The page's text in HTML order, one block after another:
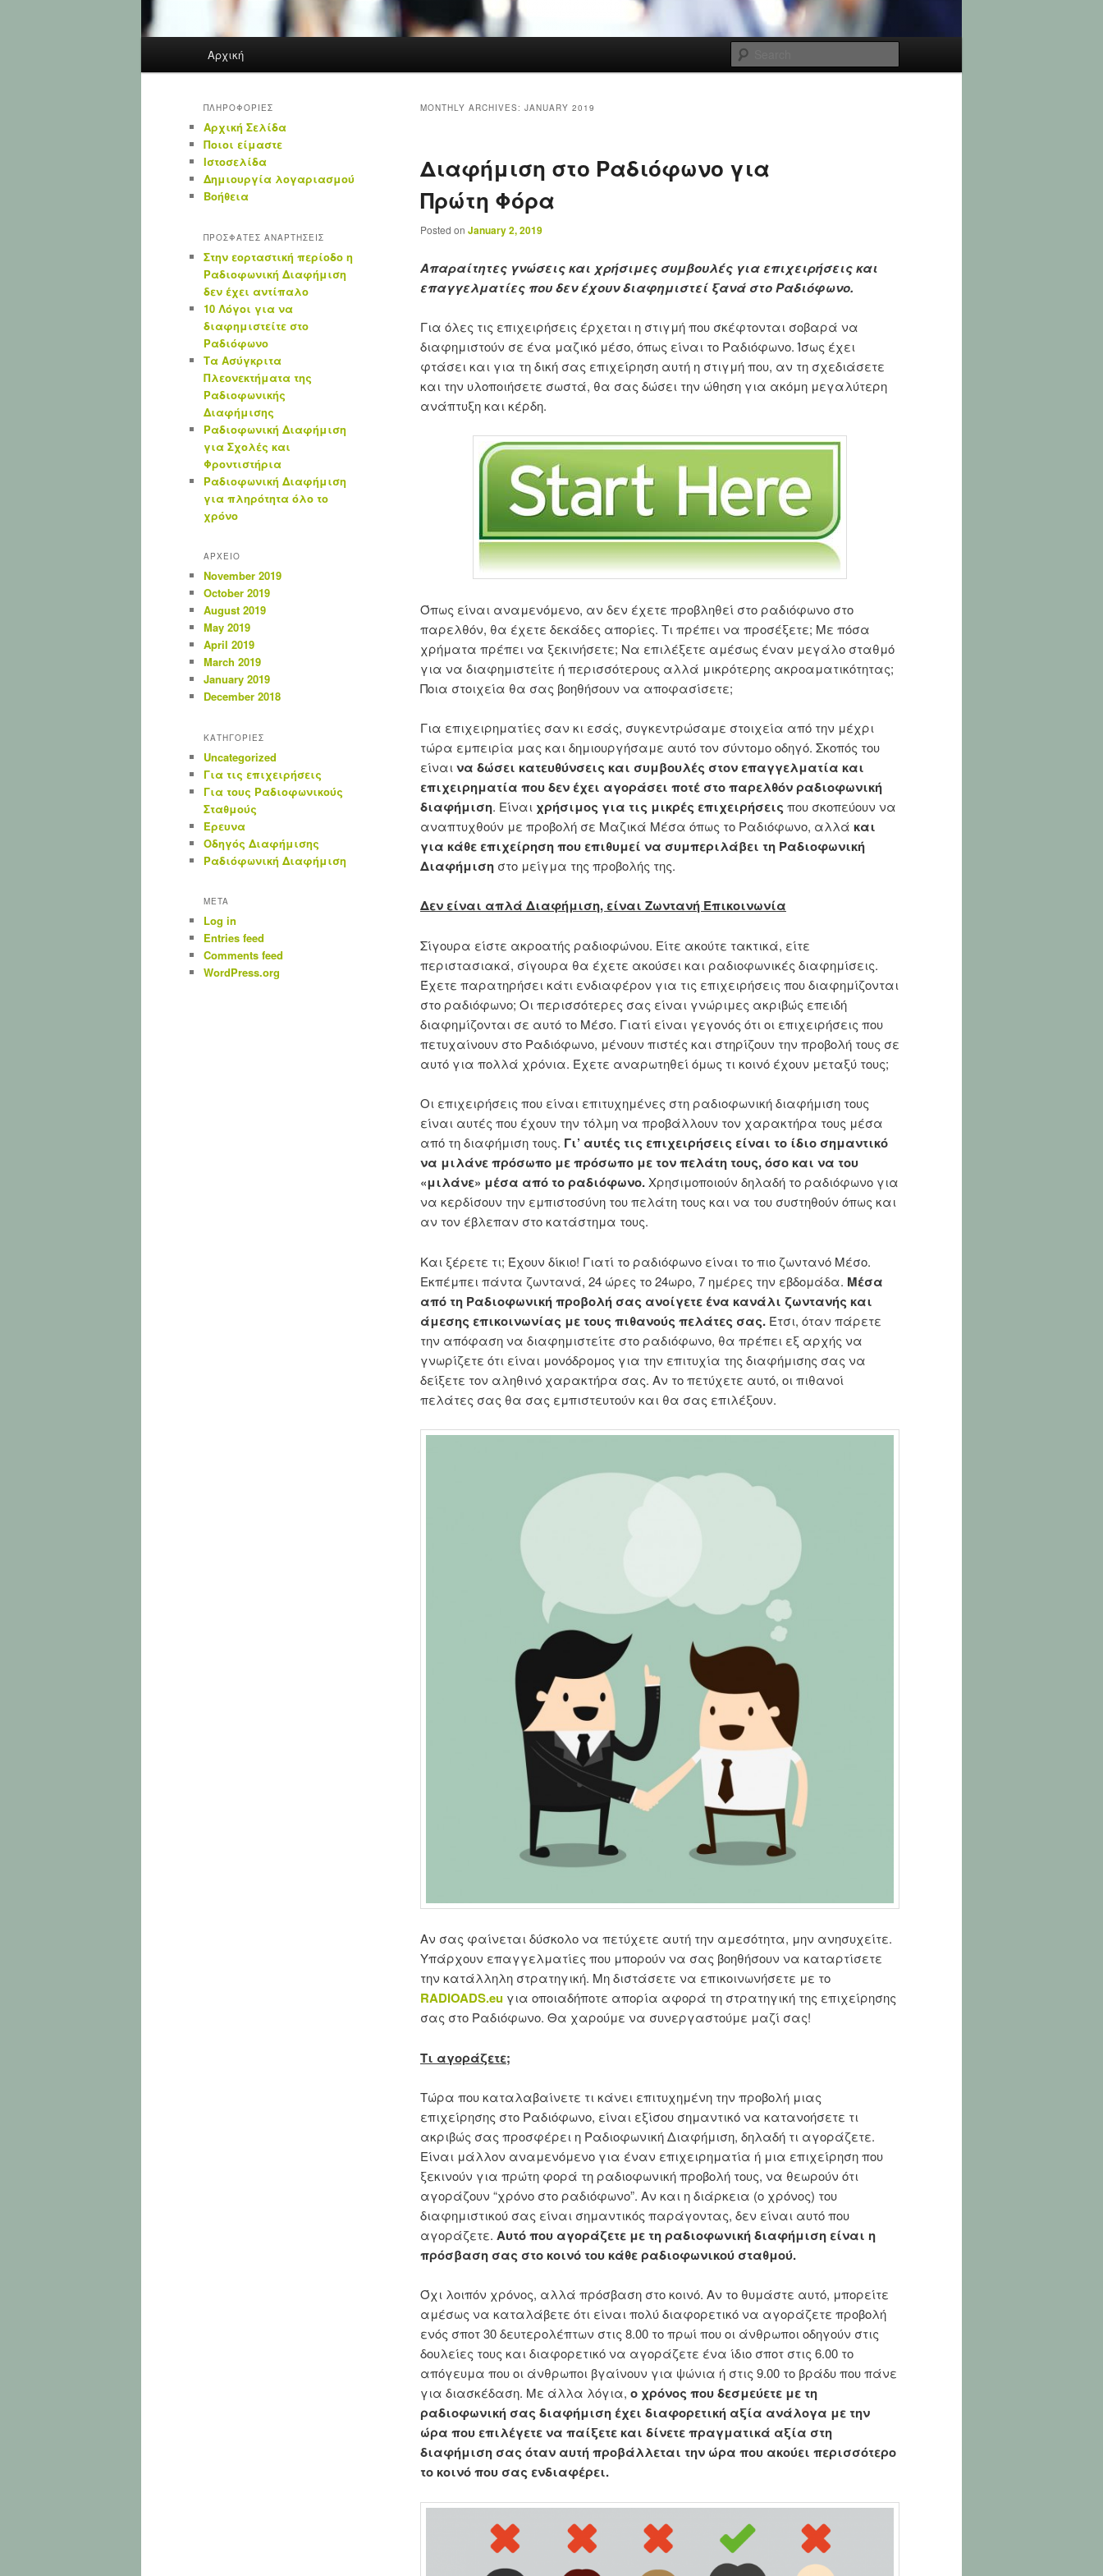
Aρχική
MONTHLY ARCHIVES: JANUARY 2019
Διαφήμιση στο Ραδιόφωνο για
Πρώτη Φόρα
Posted on January 2, 2019
Απαραίτητες γνώσεις και χρήσιμες συμβουλές για επιχειρήσεις και
επαγγελματίες που δεν έχουν διαφημιστεί ξανά στο Ραδιόφωνο.
Για όλες τις επιχειρήσεις έρχεται η στιγμή που σκέφτονται σοβαρά να
διαφημιστούν σε ένα μαζικό μέσο, όπως είναι το Ραδιόφωνο. Ίσως έχει
φτάσει και για τη δική σας επιχείρηση αυτή η στιγμή που, αν τη σχεδιάσετε
και την υλοποιήσετε σωστά, θα σας δώσει την ώθηση για ακόμη μεγαλύτερη
ανάπτυξη και κέρδη.
Όπως είναι αναμενόμενο, αν δεν έχετε προβληθεί στο ραδιόφωνο στο
παρελθόν, θα έχετε δεκάδες απορίες. Τι πρέπει να προσέξετε; Με πόσα
χρήματα πρέπει να ξεκινήσετε; Να επιλέξετε αμέσως έναν μεγάλο σταθμό
για να διαφημιστείτε ή περισσότερους αλλά μικρότερης ακροαματικότητας;
Ποια στοιχεία θα σας βοηθήσουν να αποφασίσετε;
Για επιχειρηματίες σαν κι εσάς, συγκεντρώσαμε στοιχεία από την μέχρι
τώρα εμπειρία μας και δημιουργήσαμε αυτό τον σύντομο οδηγό. Σκοπός του
είναι να δώσει κατευθύνσεις και συμβουλές στον επαγγελματία και
επιχειρηματία που δεν έχει αγοράσει ποτέ στο παρελθόν ραδιοφωνική
διαφήμιση. Είναι χρήσιμος για τις μικρές επιχειρήσεις που σκοπεύουν να
αναπτυχθούν με προβολή σε Μαζικά Μέσα όπως το Ραδιόφωνο, αλλά και
για κάθε επιχείρηση που επιθυμεί να συμπεριλάβει τη Ραδιοφωνική
Διαφήμιση στο μείγμα της προβολής της.
Δεν είναι απλά Διαφήμιση, είναι Ζωντανή Επικοινωνία
Σίγουρα είστε ακροατής ραδιοφώνου. Είτε ακούτε τακτικά, είτε
περιστασιακά, σίγουρα θα έχετε ακούσει και ραδιοφωνικές διαφημίσεις.
Έχετε παρατηρήσει κάτι ενδιαφέρον για τις επιχειρήσεις που διαφημίζονται
στο ραδιόφωνο; Οι περισσότερες σας είναι γνώριμες ακριβώς επειδή
διαφημίζονται σε αυτό το Μέσο. Γιατί είναι γεγονός ότι οι επιχειρήσεις που
πετυχαίνουν στο Ραδιόφωνο, μένουν πιστές και στηρίζουν την προβολή τους σε
αυτό για πολλά χρόνια. Έχετε αναρωτηθεί όμως τι κοινό έχουν μεταξύ τους;
Οι επιχειρήσεις που είναι επιτυχημένες στη ραδιοφωνική διαφήμιση τους
είναι αυτές που έχουν την τόλμη να προβάλλουν τον χαρακτήρα τους μέσα
από τη διαφήμιση τους. Γι’ αυτές τις επιχειρήσεις είναι το ίδιο σημαντικό
να μιλάνε πρόσωπο με πρόσωπο με τον πελάτη τους, όσο και να του
«μιλάνε» μέσα από το ραδιόφωνο.Χρησιμοποιούν δηλαδή το ραδιόφωνο για
να κερδίσουν την εμπιστοσύνη του πελάτη τους και να του συστηθούν όπως και
αν τον έβλεπαν στο κατάστημα τους.
Και ξέρετε τι; Έχουν δίκιο! Γιατί το ραδιόφωνο είναι το πιο ζωντανό Μέσο.
Εκπέμπει πάντα ζωντανά, 24 ώρες το 24ωρο, 7 ημέρες την εβδομάδα. Μέσα
από τη Ραδιοφωνική προβολή σας ανοίγετε ένα κανάλι ζωντανής και
άμεσης επικοινωνίας με τους πιθανούς πελάτες σας. Έτσι, όταν πάρετε
την απόφαση να διαφημιστείτε στο ραδιόφωνο, θα πρέπει εξ αρχής να
γνωρίζετε ότι είναι μονόδρομος για την επιτυχία της διαφήμισης σας να
δείξετε τον αληθινό χαρακτήρα σας. Αν το πετύχετε αυτό, οι πιθανοί
πελάτες σας θα σας εμπιστευτούν και θα σας επιλέξουν.
Αν σας φαίνεται δύσκολο να πετύχετε αυτή την αμεσότητα, μην ανησυχείτε.
Υπάρχουν επαγγελματίες που μπορούν να σας βοηθήσουν να καταρτίσετε
την κατάλληλη στρατηγική. Μη διστάσετε να επικοινωνήσετε με το
RADIOADS.eu για οποιαδήποτε απορία αφορά τη στρατηγική της επιχείρησης
σας στο Ραδιόφωνο. Θα χαρούμε να συνεργαστούμε μαζί σας!
Τι αγοράζετε;
Τώρα που καταλαβαίνετε τι κάνει επιτυχημένη την προβολή μιας
επιχείρησης στο Ραδιόφωνο, είναι εξίσου σημαντικό να κατανοήσετε τι
ακριβώς σας προσφέρει η Ραδιοφωνική Διαφήμιση, δηλαδή τι αγοράζετε.
Είναι μάλλον αναμενόμενο για έναν επιχειρηματία ή μια επιχείρηση που
ξεκινούν για πρώτη φορά τη ραδιοφωνική προβολή τους, να θεωρούν ότι
αγοράζουν “χρόνο στο ραδιόφωνο”. Αν και η διάρκεια (ο χρόνος) του
διαφημιστικού σας είναι σημαντικός παράγοντας, δεν είναι αυτό που
αγοράζετε. Αυτό που αγοράζετε με τη ραδιοφωνική διαφήμιση είναι η
πρόσβαση σας στο κοινό του κάθε ραδιοφωνικού σταθμού.
Όχι λοιπόν χρόνος, αλλά πρόσβαση στο κοινό. Αν το θυμάστε αυτό, μπορείτε
αμέσως να καταλάβετε ότι είναι πολύ διαφορετικό να αγοράζετε προβολή
ενός σποτ 30 δευτερολέπτων στις 8.00 το πρωί που οι άνθρωποι οδηγούν στις
δουλείες τους και διαφορετικό να αγοράζετε ένα ίδιο σποτ στις 6.00 το
απόγευμα που οι άνθρωποι βγαίνουν για ψώνια ή στις 9.00 το βράδυ που πάνε
για διασκέδαση. Με άλλα λόγια, ο χρόνος που δεσμεύετε με τη
ραδιοφωνική σας διαφήμιση έχει διαφορετική αξία ανάλογα με την
ώρα που επιλέγετε να παίξετε και δίνετε πραγματικά αξία στη
διαφήμιση σας όταν αυτή προβάλλεται την ώρα που ακούει περισσότερο
το κοινό που σας ενδιαφέρει.
ΠΛΗΡΟΦΟΡΙΕΣ
Αρχική Σελίδα
Ποιοι είμαστε
Ιστοσελίδα
Δημιουργία λογαριασμού
Βοήθεια
ΠΡΟΣΦΑΤΕΣ ΑΝΑΡΤΗΣΕΙΣ
Στην εορταστική περίοδο η
Ραδιοφωνική Διαφήμιση
δεν έχει αντίπαλο
10 Λόγοι για να
διαφημιστείτε στο
Ραδιόφωνο
Τα Ασύγκριτα
Πλεονεκτήματα της
Ραδιοφωνικής
Διαφήμισης
Ραδιοφωνική Διαφήμιση
για Σχολές και
Φροντιστήρια
Ραδιοφωνική Διαφήμιση
για πληρότητα όλο το
χρόνο
ΑΡΧΕΙΟ
November 2019
October 2019
August 2019
May 2019
April 2019
March 2019
January 2019
December 2018
ΚΑΤΗΓΟΡΙΕΣ
Uncategorized
Για τις επιχειρήσεις
Για τους Ραδιοφωνικούς
Σταθμούς
Έρευνα
Οδηγός Διαφήμισης
Ραδιόφωνική Διαφήμιση
META
Log in
Entries feed
Comments feed
WordPress.org